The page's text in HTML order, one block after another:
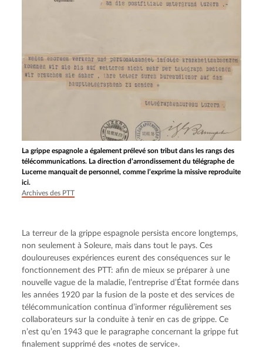
La grippe espagnole a également prélevé son tribut dans les rangs des
télécommunications. La direction d’arrondissement du télégraphe de
Lucerne manquait de personnel, comme l’exprime la missive reproduite
ici.
Archives des PTT
La terreur de la grippe espagnole persista encore longtemps,
non seulement à Soleure, mais dans tout le pays. Ces
douloureuses expériences eurent des conséquences sur le
fonctionnement des PTT: afin de mieux se préparer à une
nouvelle vague de la maladie, l’entreprise d’État formée dans
les années 1920 par la fusion de la poste et des services de
télécommunication continua d’informer régulièrement ses
collaborateurs sur la conduite à tenir en cas de grippe. Ce
n’est qu’en 1943 que le paragraphe concernant la grippe fut
finalement supprimé des «notes de service».